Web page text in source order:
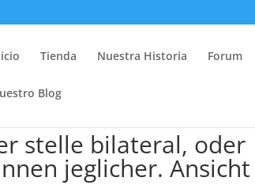
Tienda Nuestra Historia Forum
Blog
stelle bilateral, oder
jeglicher. Ansicht